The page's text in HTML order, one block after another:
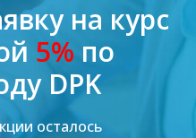
на курс
5% по
DPK
осталось